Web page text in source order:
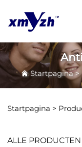
Startpagina
Startpagina >
ALLE PRODUCTEN